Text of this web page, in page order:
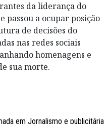
da liderança do
passou a ocupar posição
de decisões do
nas redes sociais
homenagens e
sua morte.
em Jornalismo e publicitária